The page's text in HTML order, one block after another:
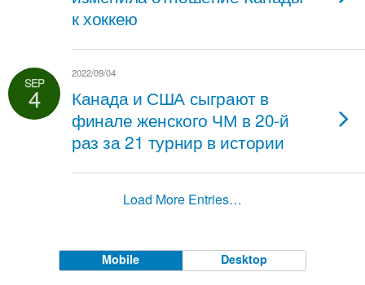
к хоккею
SEP
4
2022/09/04
Канада и США сыграют в
финале женского ЧМ в 20-й
раз за 21 турнир в истории
Load More Entries…
Mobile Desktop